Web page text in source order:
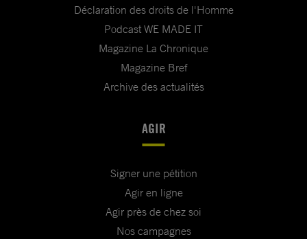
Déclaration des droits de l'Homme
Podcast WE MADE IT
Magazine La Chronique
Magazine Bref
Archive des actualités
AGIR
Signer une pétition
Agir en ligne
Agir près de chez soi
Nos campagnes